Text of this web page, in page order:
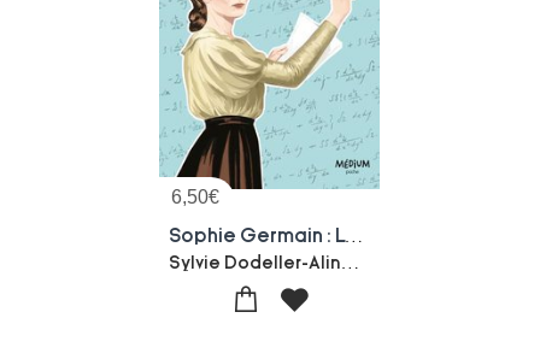
6,50€
Sophie Germain : La Femme Cachee Des Mathematiques